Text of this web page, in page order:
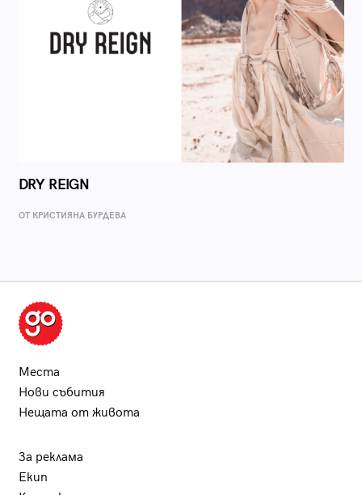
DRY REIGN
ОТ КРИСТИЯНА БУРДЕВА
Места
Нови събития
Нещата от живота
За реклама
Екип